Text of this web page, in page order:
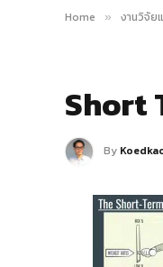
Home » งานวิจัย
Short
By